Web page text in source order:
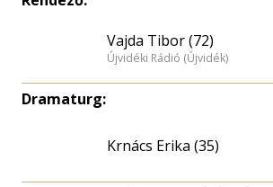
Vajda Tibor (72)
Újvidéki Rádió (Újvidék)
Dramaturg:
Krnács Erika (35)